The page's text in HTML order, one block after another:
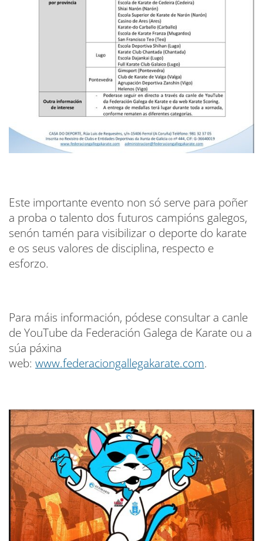
Este importante evento non só serve para poñer
a proba o talento dos futuros campións galegos,
senón tamén para visibilizar o deporte do karate
e os seus valores de disciplina, respecto e
esforzo.
Para máis información, pódese consultar a canle
de YouTube da Federación Galega de Karate ou a
súa páxina
web: www.federaciongallegakarate.com.